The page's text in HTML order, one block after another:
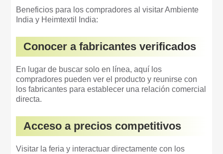
Beneficios para los compradores al visitar Ambiente
India y Heimtextil India:
Conocer a fabricantes verificados
En lugar de buscar solo en línea, aquí los
compradores pueden ver el producto y reunirse con
los fabricantes para establecer una relación comercial
directa.
Acceso a precios competitivos
Visitar la feria y interactuar directamente con los